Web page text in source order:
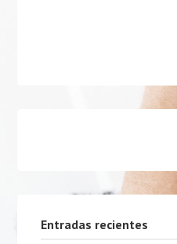
Entradas recientes